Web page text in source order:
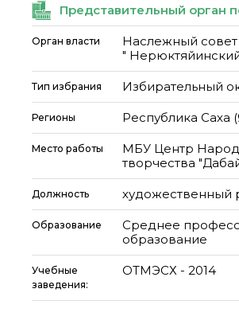
Представительный орган
Орган власти
Наслежный
"
Тип избрания Избирательный
Регионы Республика Саха
Место работы
МБУ Центр
творчества
Должность художественный
Образование
Среднее
образование
Учебные
заведения:
ОТМЭСХ - 2014